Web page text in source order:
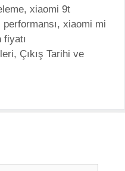
, xiaomi 9t
, xiaomi mi
Çıkış Tarihi ve